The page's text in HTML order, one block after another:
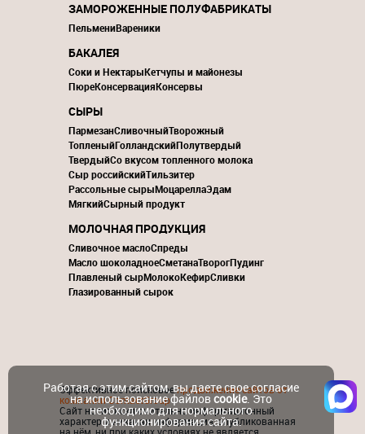
ЗАМОРОЖЕННЫЕ ПОЛУФАБРИКАТЫ
ПельмениВареники
БАКАЛЕЯ
Соки и НектарыКетчупы и майонезы
ПюреКонсервацияКонсервы
СЫРЫ
ПармезанСливочныйТворожный
ТопленыйГолландскийПолутвердый
ТвердыйСо вкусом топленного молока
Сыр российскийТильзитер
Рассольные сырыМоцареллаЭдам
МягкийСырный продукт
МОЛОЧНАЯ ПРОДУКЦИЯ
Сливочное маслоСпреды
Масло шоколадноеСметанаТворогПудинг
Плавленый сырМолокоКефирСливки
Глазированный сырок
Эффективное поисковоепродвижение сайтов от
компании ContactGroup
Сайт носит исключительно информационный
характер и никакая информация, опубликованная
Работая с этим сайтом, вы даете свое согласие
на использование файловcookie. Это
необходимо для нормального
функционирования сайта.